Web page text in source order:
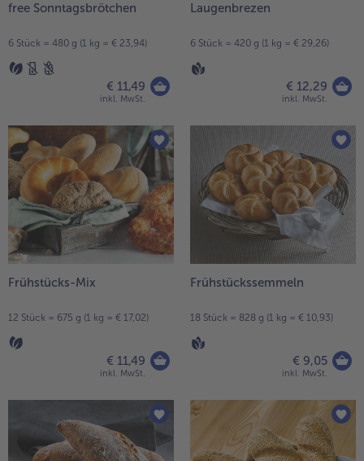
free Sonntagsbrötchen
6 Stück = 480 g (1 kg = € 23,94)
€ 11,49
inkl. MwSt.
Laugenbrezen
6 Stück = 420 g (1 kg = € 29,26)
€ 12,29
inkl. MwSt.
Frühstücks-Mix
12 Stück = 675 g (1 kg = € 17,02)
€ 11,49
inkl. MwSt.
Frühstückssemmeln
18 Stück = 828 g (1 kg = € 10,93)
€ 9,05
inkl. MwSt.